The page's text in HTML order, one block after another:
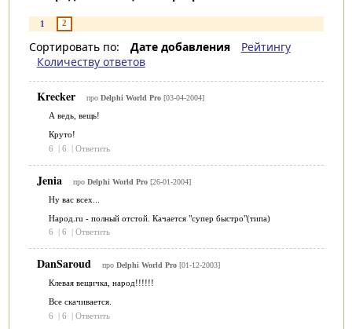
1 2
Сортировать по: Дате добавления
Рейтингу
Количеству ответов
Krecker про Delphi World Pro [03-04-2004]
А ведь, вещь!
Круто!
6
| 6 | Ответить
Jenia про Delphi World Pro [26-01-2004]
Ну вас всех...
Народ.ru - полный отстой. Качается "супер быстро"(типа)
6
| 6 | Ответить
DanSaroud про Delphi World Pro [01-12-2003]
Клевая вещичка, народ!!!!!!
Все скачивается.
6
| 6 | Ответить